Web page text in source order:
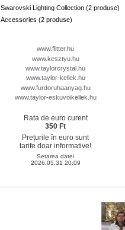
Swarovski Lighting Collection (2 produse)
Accessories (2 produse)
www.flitter.hu
www.kesztyu.hu
www.taylorcrystal.hu
www.taylor-kellek.hu
www.furdoruhaanyag.hu
www.taylor-eskuvoikellek.hu
Rata de euro curent
350 Ft
Prețurile în euro sunt
tarife doar informative!
Setarea datei
2026.05.31 20:09